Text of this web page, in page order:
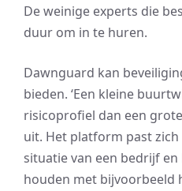
De weinige experts die
duur om in te huren.
Dawnguard kan
bieden. ‘Een kleine
risicoprofiel dan een
uit. Het platform past
situatie van een bedrijf
houden met bijvoorbeeld